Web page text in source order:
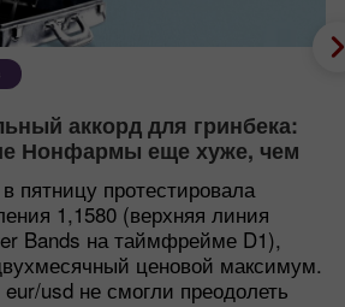
аккорд для гринбека:
Нонфармы еще хуже, чем
пятницу протестировала
1,1580 (верхняя линия
Bands на таймфрейме D1),
ценовой максимум.
usd не смогли преодолеть